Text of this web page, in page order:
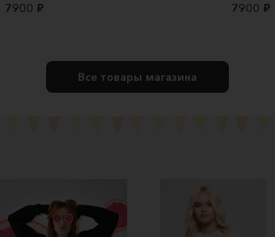
7900 ₽
7900 ₽
Все товары магазина